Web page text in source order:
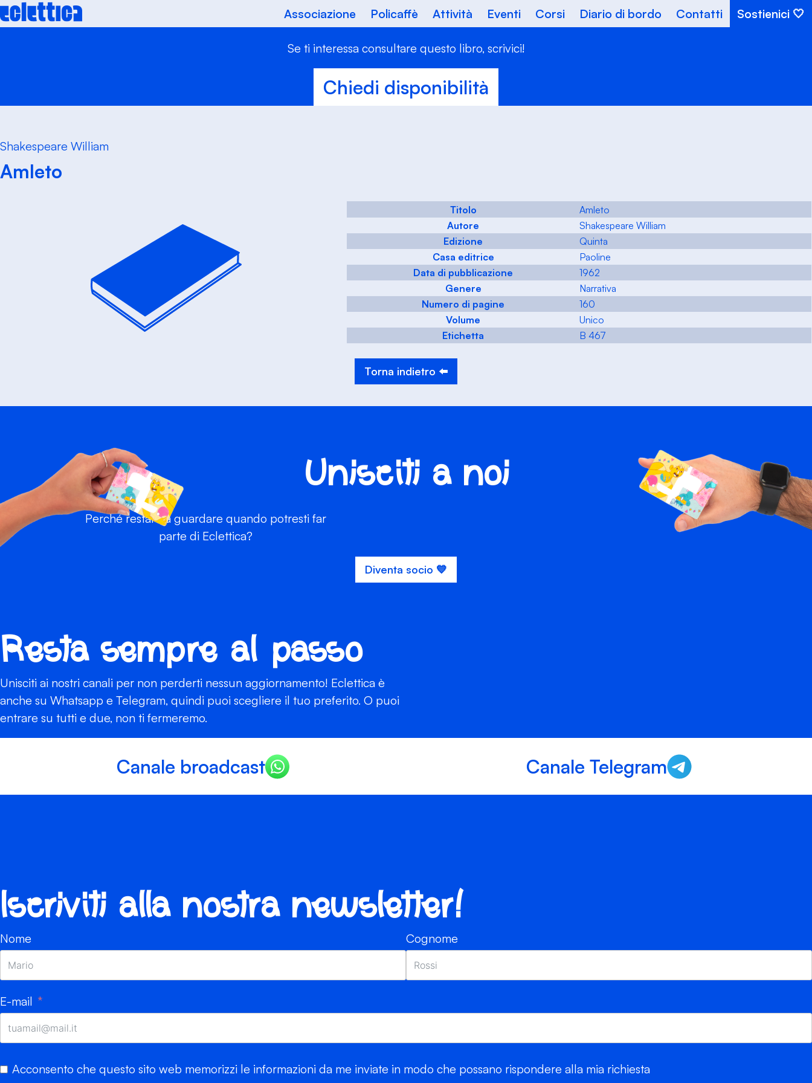
Skip
to
Associazione Policaffè Attività Eventi Corsi Diario di bordo Contatti Sostienici
Se ti interessa consultare questo libro, scrivici!
Chiedi disponibilità
Shakespeare William
Amleto
Titolo
Amleto
Autore
Shakespeare William
Edizione
Quinta
Casa editrice
Paoline
Data di pubblicazione
1962
Genere
Narrativa
Numero di pagine
160
Volume
Unico
Etichetta
B 467
Torna indietro ⬅️
Unisciti a noi
Perché restare a guardare quando potresti far
parte di Eclettica?
Diventa socio 💙
Resta sempre al passo
Unisciti ai nostri canali per non perderti nessun aggiornamento! Eclettica è
anche su Whatsapp e Telegram, quindi puoi scegliere il tuo preferito. O puoi
entrare su tutti e due, non ti fermeremo.
Canale broadcast Canale Telegram
Iscriviti alla nostra newsletter!
Nome Cognome
E-mail
Acconsento che questo sito web memorizzi le informazioni da me inviate in modo che possano rispondere alla mia richiesta